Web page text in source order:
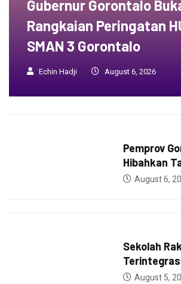
Gubernur Gorontalo
Rangkaian Peringatan
SMAN 3 Gorontalo
Echin Hadji August 6, 2026
Pemprov
Hibahkan
August 6,
Sekolah
August 5,